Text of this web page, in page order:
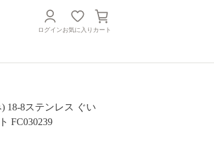
ログインお気に入り カート
18-8ステンレス ぐい
FC030239